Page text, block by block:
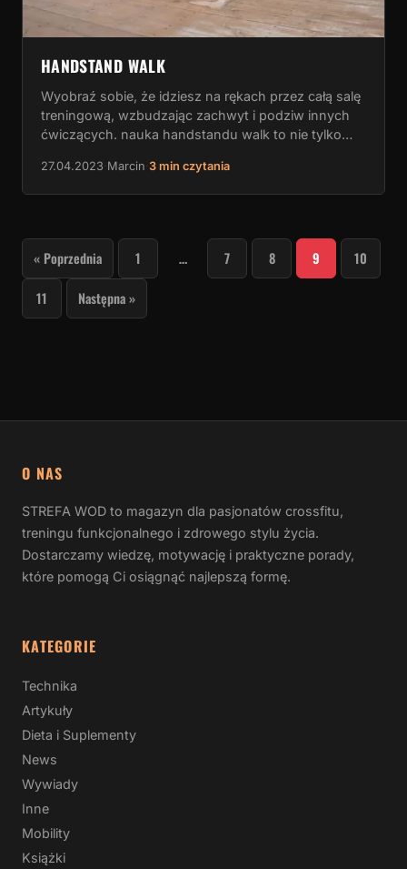
HANDSTAND WALK
Wyobraź sobie, że idziesz na rękach przez całą salę
treningową, wzbudzając zachwyt i podziw innych
ćwiczących. nauka handstandu walk to nie tylko…
27.04.2023 Marcin 3 min czytania
STRONICOWANIE
WPISÓW
« Poprzednia 1 … 7 8 9 10
11 Następna »
O NAS
STREFA WOD to magazyn dla pasjonatów crossfitu,
treningu funkcjonalnego i zdrowego stylu życia.
Dostarczamy wiedzę, motywację i praktyczne porady,
które pomogą Ci osiągnąć najlepszą formę.
KATEGORIE
Technika
Artykuły
Dieta i Suplementy
News
Wywiady
Inne
Mobility
Książki